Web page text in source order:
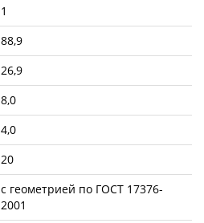
1
88,9
26,9
8,0
4,0
20
с геометрией по ГОСТ 17376-
2001